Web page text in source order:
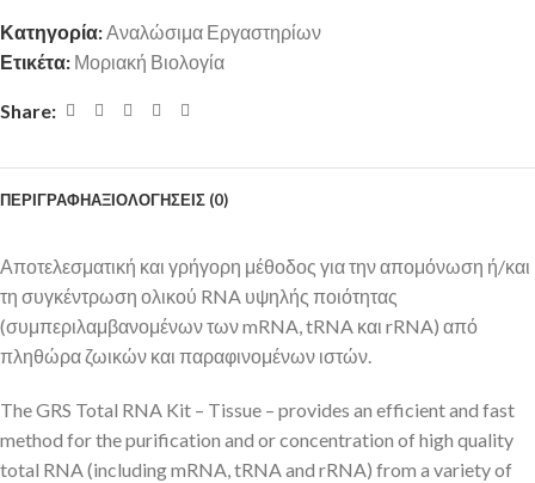
Κατηγορία:Αναλώσιμα Εργαστηρίων
Ετικέτα: Μοριακή Βιολογία
Share:
ΠΕΡΙΓΡΑΦΉΑΞΙΟΛΟΓΉΣΕΙΣ (0)
Αποτελεσματική και γρήγορη μέθοδος για την απομόνωση ή/και
τη συγκέντρωση ολικού RNA υψηλής ποιότητας
(συμπεριλαμβανομένων των mRNA, tRNA και rRNA) από
πληθώρα ζωικών και παραφινομένων ιστών.
The GRS Total RNA Kit – Tissue – provides an efficient and fast
method for the purification and or concentration of high quality
total RNA (including mRNA, tRNA and rRNA) from a variety of